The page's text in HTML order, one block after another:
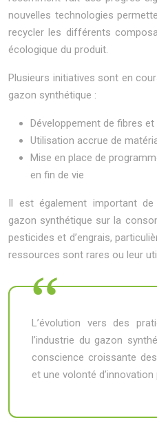
nouvelles technologies
recycler les différents
écologique du produit.
Plusieurs initiatives sont en
gazon synthétique :
Développement de fibres
Utilisation accrue de
Mise en place de
en fin de vie
Il est également important
gazon synthétique sur la
pesticides et d’engrais,
ressources sont rares ou leur
L’évolution vers des
l’industrie du gazon
conscience croissante
et une volonté